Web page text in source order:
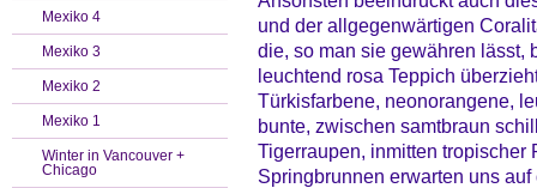
Mexiko 4
Mexiko 3
Mexiko 2
Mexiko 1
Winter in Vancouver +
Chicago
und der allgegenwärtigen
die, so man sie gewähren lässt,
leuchtend rosa Teppich
Türkisfarbene, neonorangene,
bunte, zwischen samtbraun
Tigerraupen, inmitten
Springbrunnen erwarten uns